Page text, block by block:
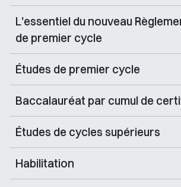
L'essentiel du nouveau
de premier cycle
Études de premier cycle
Baccalauréat par cumul de
Études de cycles supérieurs
Habilitation